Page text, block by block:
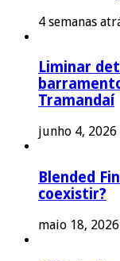
4 semanas
Liminar
Tramandaí
junho 4, 2026
Blended
coexistir?
maio 18, 2026